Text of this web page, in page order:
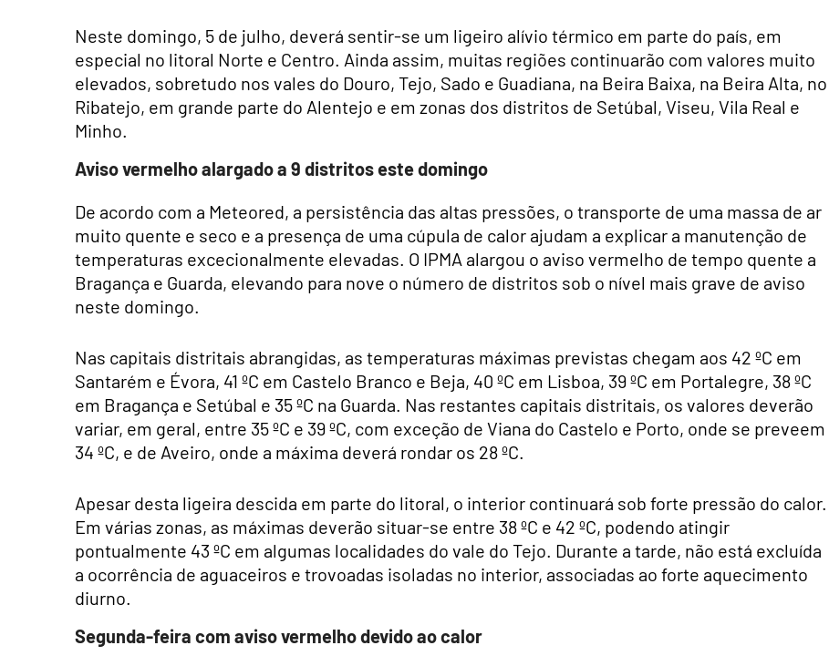
Neste domingo, 5 de julho, deverá sentir-se um ligeiro alívio térmico em parte do país, em
especial no litoral Norte e Centro. Ainda assim, muitas regiões continuarão com valores muito
elevados, sobretudo nos vales do Douro, Tejo, Sado e Guadiana, na Beira Baixa, na Beira Alta, no
Ribatejo, em grande parte do Alentejo e em zonas dos distritos de Setúbal, Viseu, Vila Real e
Minho.
Aviso vermelho alargado a 9 distritos este domingo
De acordo com a Meteored, a persistência das altas pressões, o transporte de uma massa de ar
muito quente e seco e a presença de uma cúpula de calor ajudam a explicar a manutenção de
temperaturas excecionalmente elevadas. O IPMA alargou o aviso vermelho de tempo quente a
Bragança e Guarda, elevando para nove o número de distritos sob o nível mais grave de aviso
neste domingo.
Nas capitais distritais abrangidas, as temperaturas máximas previstas chegam aos 42 ºC em
Santarém e Évora, 41 ºC em Castelo Branco e Beja, 40 ºC em Lisboa, 39 ºC em Portalegre, 38 ºC
em Bragança e Setúbal e 35 ºC na Guarda. Nas restantes capitais distritais, os valores deverão
variar, em geral, entre 35 ºC e 39 ºC, com exceção de Viana do Castelo e Porto, onde se preveem
34 ºC, e de Aveiro, onde a máxima deverá rondar os 28 ºC.
Apesar desta ligeira descida em parte do litoral, o interior continuará sob forte pressão do calor.
Em várias zonas, as máximas deverão situar-se entre 38 ºC e 42 ºC, podendo atingir
pontualmente 43 ºC em algumas localidades do vale do Tejo. Durante a tarde, não está excluída
a ocorrência de aguaceiros e trovoadas isoladas no interior, associadas ao forte aquecimento
diurno.
Segunda-feira com aviso vermelho devido ao calor